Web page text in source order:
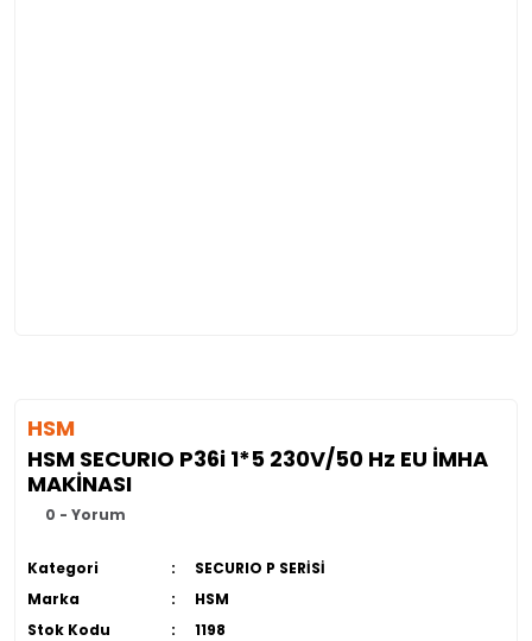
HSM
HSM SECURIO P36i 1*5 230V/50 Hz EU İMHA
MAKİNASI
0 - Yorum
Kategori
SECURIO P SERİSİ
Marka
HSM
Stok Kodu
1198